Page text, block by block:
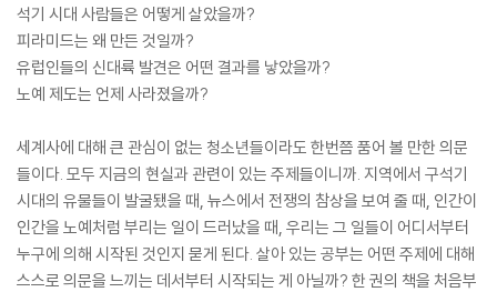
석기 시대 사람들은 어떻게 살았을까?
피라미드는 왜 만든 것일까?
유럽인들의 신대륙 발견은 어떤 결과를 낳았을까?
노예 제도는 언제 사라졌을까?
세계사에 대해 큰 관심이 없는 청소년들이라도 한번쯤 품어 볼 만한 의문
들이다. 모두 지금의 현실과 관련이 있는 주제들이니까. 지역에서 구석기
시대의 유물들이 발굴됐을 때, 뉴스에서 전쟁의 참상을 보여 줄 때, 인간이
인간을 노예처럼 부리는 일이 드러났을 때, 우리는 그 일들이 어디서부터
누구에 의해 시작된 것인지 묻게 된다. 살아 있는 공부는 어떤 주제에 대해
스스로 의문을 느끼는 데서부터 시작되는 게 아닐까? 한 권의 책을 처음부